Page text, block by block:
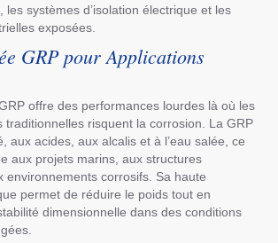
les systèmes d’isolation électrique et les
exposées.
GRP pour Applications
offre des performances lourdes là où les
traditionnelles risquent la corrosion. La GRP
aux acides, aux alcalis et à l’eau salée, ce
aux projets marins, aux structures
environnements corrosifs. Sa haute
permet de réduire le poids tout en
dimensionnelle dans des conditions